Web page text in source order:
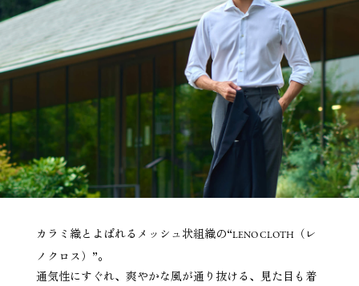
カラミ織とよばれるメッシュ状組織の“LENO CLOTH
（レ
ノクロス）”。
通気性にすぐれ、爽やかな風が通り抜ける、見た目も着